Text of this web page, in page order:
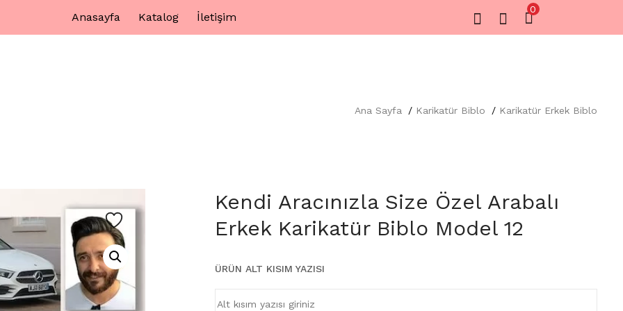
Anasayfa Katalog İletişim
0
Ana Sayfa Karikatür Biblo Karikatür Erkek Biblo
Kendi Aracınızla Size Özel Arabalı
Erkek Karikatür Biblo Model 12
ÜRÜN ALT KISIM YAZISI